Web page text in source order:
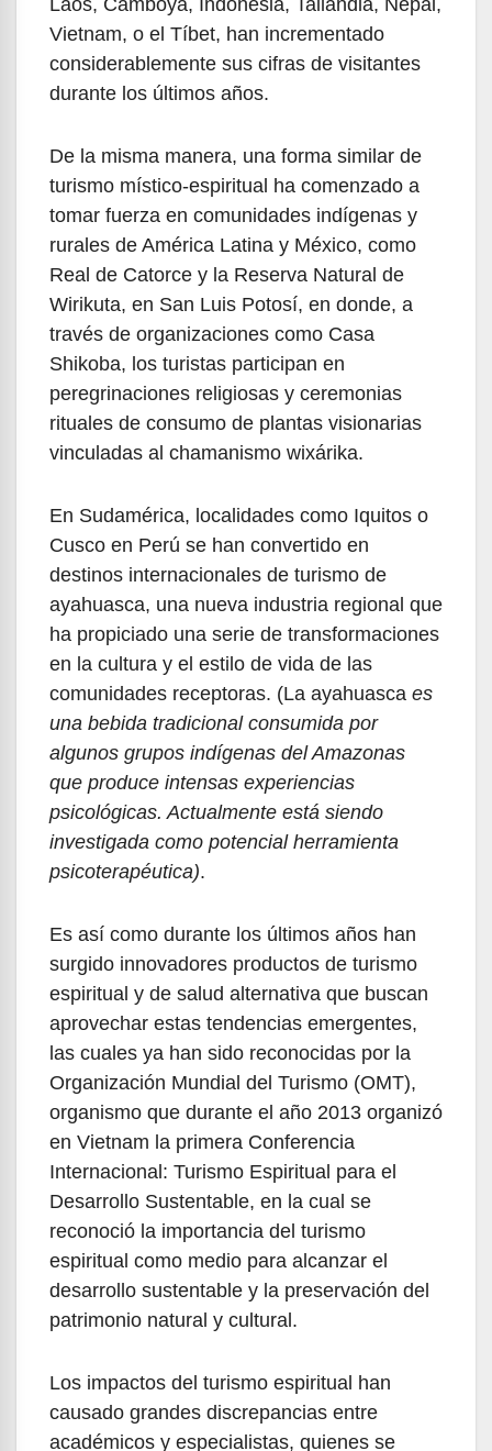
Laos, Camboya, Indonesia, Tailandia, Nepal,
Vietnam, o el Tíbet, han incrementado
considerablemente sus cifras de visitantes
durante los últimos años.
De la misma manera, una forma similar de
turismo místico-espiritual ha comenzado a
tomar fuerza en comunidades indígenas y
rurales de América Latina y México, como
Real de Catorce y la Reserva Natural de
Wirikuta, en San Luis Potosí, en donde, a
través de organizaciones como Casa
Shikoba, los turistas participan en
peregrinaciones religiosas y ceremonias
rituales de consumo de plantas visionarias
vinculadas al chamanismo wixárika.
En Sudamérica, localidades como Iquitos o
Cusco en Perú se han convertido en
destinos internacionales de turismo de
ayahuasca, una nueva industria regional que
ha propiciado una serie de transformaciones
en la cultura y el estilo de vida de las
comunidades receptoras. (La ayahuasca es
una bebida tradicional consumida por
algunos grupos indígenas del Amazonas
que produce intensas experiencias
psicológicas. Actualmente está siendo
investigada como potencial herramienta
psicoterapéutica).
Es así como durante los últimos años han
surgido innovadores productos de turismo
espiritual y de salud alternativa que buscan
aprovechar estas tendencias emergentes,
las cuales ya han sido reconocidas por la
Organización Mundial del Turismo (OMT),
organismo que durante el año 2013 organizó
en Vietnam la primera Conferencia
Internacional: Turismo Espiritual para el
Desarrollo Sustentable, en la cual se
reconoció la importancia del turismo
espiritual como medio para alcanzar el
desarrollo sustentable y la preservación del
patrimonio natural y cultural.
Los impactos del turismo espiritual han
causado grandes discrepancias entre
académicos y especialistas, quienes se